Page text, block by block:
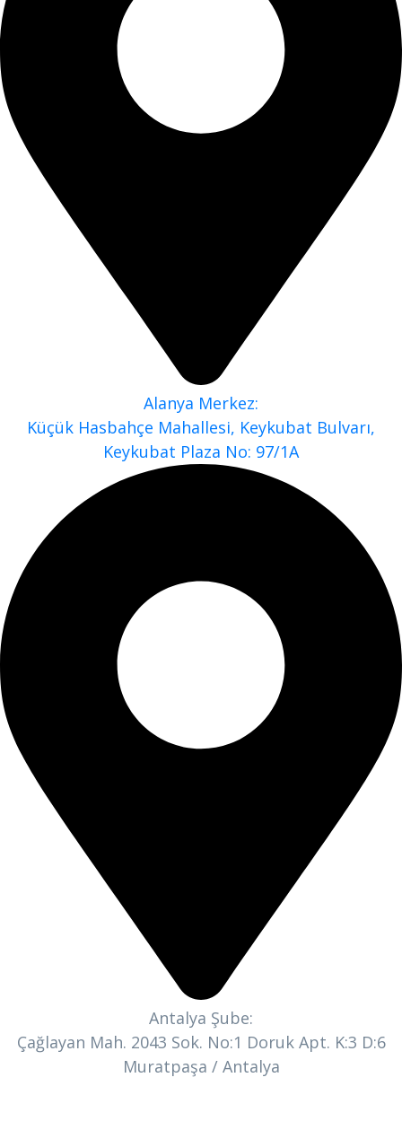
Alanya Merkez:
Küçük Hasbahçe Mahallesi, Keykubat Bulvarı,
Keykubat Plaza No: 97/1A
Antalya Şube:
Çağlayan Mah. 2043 Sok. No:1 Doruk Apt. K:3 D:6
Muratpaşa / Antalya